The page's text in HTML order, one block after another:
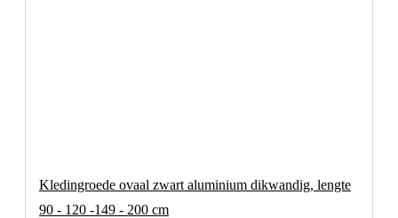
Kledingroede ovaal zwart aluminium dikwandig, lengte
90 - 120 -149 - 200 cm